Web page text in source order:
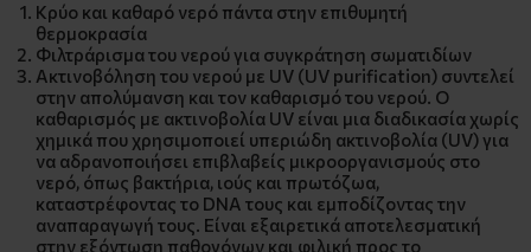
Κρύο και καθαρό νερό πάντα στην επιθυμητή
θερμοκρασία
Φιλτράρισμα του νερού για συγκράτηση σωματιδίων
Ακτινοβόληση του νερού με UV (UV purification) συντελεί
στην απολύμανση και τον καθαρισμό του νερού. Ο
καθαρισμός με ακτινοβολία UV είναι μια διαδικασία χωρίς
χημικά που χρησιμοποιεί υπεριώδη ακτινοβολία (UV) για
να αδρανοποιήσει επιβλαβείς μικροοργανισμούς στο
νερό, όπως βακτήρια, ιούς και πρωτόζωα,
καταστρέφοντας το DNA τους και εμποδίζοντας την
αναπαραγωγή τους. Είναι εξαιρετικά αποτελεσματική
στην εξόντωση παθογόνων και φιλική προς το